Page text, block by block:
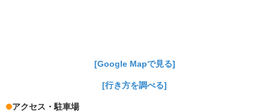
[Google Mapで見る]
[行き方を調べる]
アクセス・駐車場